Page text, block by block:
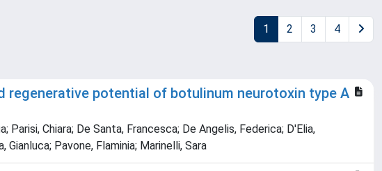
1 2 3 4
potential of botulinum neurotoxin type A
Chiara; De Santa, Francesca; De Angelis, Federica; D'Elia,
Pavone, Flaminia; Marinelli, Sara